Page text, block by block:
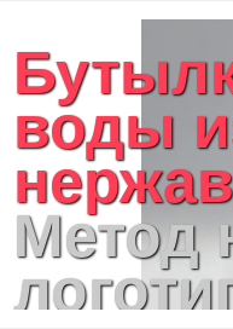
воды
Метод